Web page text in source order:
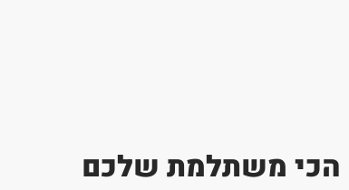
הכי משתלמת שלכם